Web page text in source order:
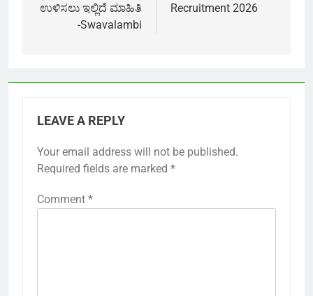
ಉಳಿಸಲು ಇಲ್ಲಿದೆ ಮಾಹಿತಿ
-Swavalambi
Recruitment 2026
LEAVE A REPLY
Your email address will not be published.
Required fields are marked *
Comment *